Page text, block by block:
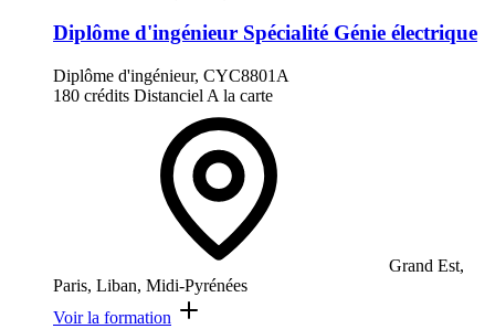
Diplôme d'ingénieur Spécialité Génie électrique
Diplôme d'ingénieur, CYC8801A
180 crédits Distanciel A la carte
Grand Est,
Paris, Liban, Midi-Pyrénées
Voir la formation